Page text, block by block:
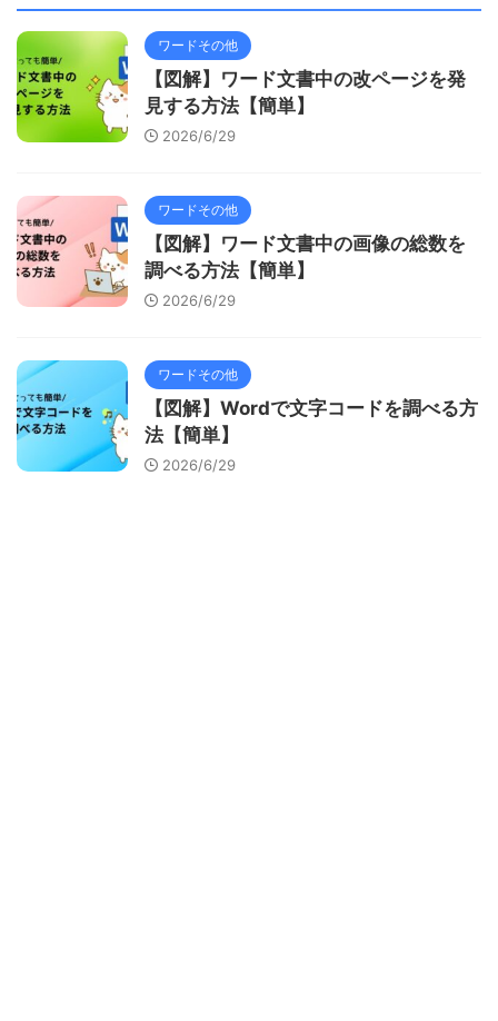
ワードその他
【図解】ワード文書中の改ページを発
見する方法【簡単】
2026/6/29
ワードその他
【図解】ワード文書中の画像の総数を
調べる方法【簡単】
2026/6/29
ワードその他
【図解】Wordで文字コードを調べる方
法【簡単】
2026/6/29